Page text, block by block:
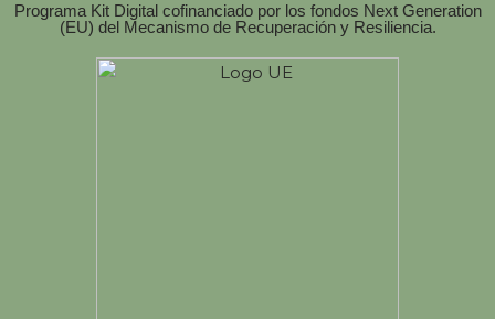
Programa Kit Digital cofinanciado por los fondos Next Generation
(EU) del Mecanismo de Recuperación y Resiliencia.